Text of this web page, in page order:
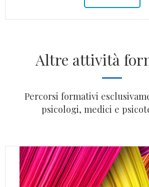
Altre attività
Percorsi formativi
psicologi, medici e